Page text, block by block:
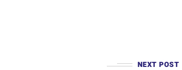
NEXT POST